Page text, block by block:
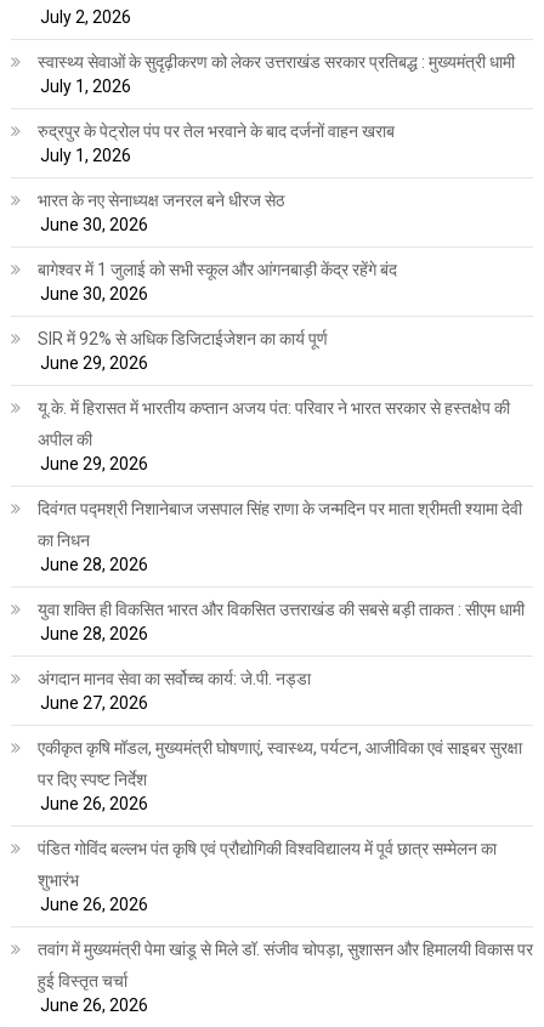
July 2, 2026
स्वास्थ्य सेवाओं के सुदृढ़ीकरण को लेकर उत्तराखंड सरकार प्रतिबद्ध : मुख्यमंत्री धामी
July 1, 2026
रुद्रपुर के पेट्रोल पंप पर तेल भरवाने के बाद दर्जनों वाहन खराब
July 1, 2026
भारत के नए सेनाध्यक्ष जनरल बने धीरज सेठ
June 30, 2026
बागेश्वर में 1 जुलाई को सभी स्कूल और आंगनबाड़ी केंद्र रहेंगे बंद
June 30, 2026
SIR में 92% से अधिक डिजिटाईजेशन का कार्य पूर्ण
June 29, 2026
यू.के. में हिरासत में भारतीय कप्तान अजय पंत: परिवार ने भारत सरकार से हस्तक्षेप की
अपील की
June 29, 2026
दिवंगत पद्मश्री निशानेबाज जसपाल सिंह राणा के जन्मदिन पर माता श्रीमती श्यामा देवी
का निधन
June 28, 2026
युवा शक्ति ही विकसित भारत और विकसित उत्तराखंड की सबसे बड़ी ताकत : सीएम धामी
June 28, 2026
अंगदान मानव सेवा का सर्वोच्च कार्य: जे.पी. नड्डा
June 27, 2026
एकीकृत कृषि मॉडल, मुख्यमंत्री घोषणाएं, स्वास्थ्य, पर्यटन, आजीविका एवं साइबर सुरक्षा
पर दिए स्पष्ट निर्देश
June 26, 2026
पंडित गोविंद बल्लभ पंत कृषि एवं प्रौद्योगिकी विश्वविद्यालय में पूर्व छात्र सम्मेलन का
शुभारंभ
June 26, 2026
तवांग में मुख्यमंत्री पेमा खांडू से मिले डॉ. संजीव चोपड़ा, सुशासन और हिमालयी विकास पर
हुई विस्तृत चर्चा
June 26, 2026